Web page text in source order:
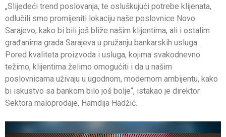
„Slijedeći trend poslovanja, te osluškujući potrebe klijenata,
odlučili smo promijeniti lokaciju naše poslovnice Novo
Sarajevo, kako bi bili još bliže našim klijentima, ali i ostalim
građanima grada Sarajeva u pružanju bankarskih usluga.
Pored kvaliteta proizvoda i usluga, kojima svakodnevno
težimo, klijentima želimo omogućiti i da u našim
poslovnicama uživaju u ugodnom, modernom ambijentu, kako
bi iskustvo sa bankom bilo još bolje“, istakao je direktor
Sektora maloprodaje, Hamdija Hadžić.